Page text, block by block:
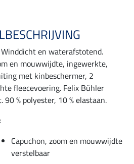
en waterafstotend.
en mouwwijdte, ingewerkte,
met kinbeschermer, 2
fleecevoering. Felix Bühler
% polyester, 10 % elastaan.
Capuchon, zoom en mouwwijdte
verstelbaar